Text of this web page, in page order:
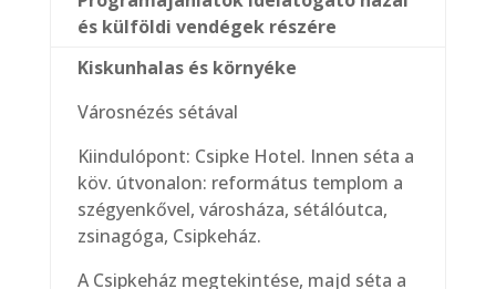
és külföldi vendégek részére
Kiskunhalas és környéke
Városnézés sétával
Kiindulópont: Csipke Hotel. Innen séta a
köv. útvonalon: református templom a
szégyenkővel, városháza, sétálóutca,
zsinagóga, Csipkeház.
A Csipkeház megtekintése, majd séta a